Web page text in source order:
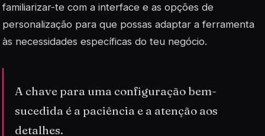
familiarizar-te com a interface e as opções de
personalização para que possas adaptar a ferramenta
às necessidades específicas do teu negócio.
A chave para uma configuração bem-
sucedida é a paciência e a atenção aos
detalhes.